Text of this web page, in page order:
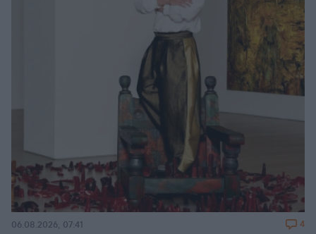
06.08.2026, 07:41 4